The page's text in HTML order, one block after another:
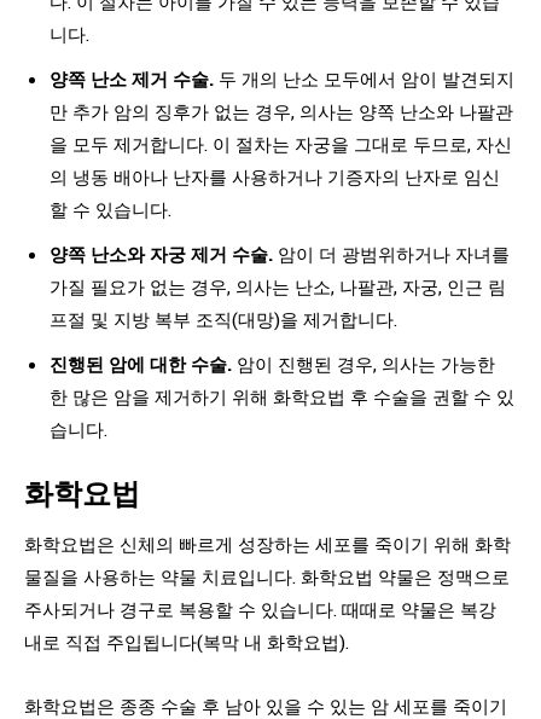
니다.
양쪽 난소 제거 수술. 두 개의 난소 모두에서 암이 발견되지
만 추가 암의 징후가 없는 경우, 의사는 양쪽 난소와 나팔관
을 모두 제거합니다. 이 절차는 자궁을 그대로 두므로, 자신
의 냉동 배아나 난자를 사용하거나 기증자의 난자로 임신
할 수 있습니다.
양쪽 난소와 자궁 제거 수술. 암이 더 광범위하거나 자녀를
가질 필요가 없는 경우, 의사는 난소, 나팔관, 자궁, 인근 림
프절 및 지방 복부 조직(대망)을 제거합니다.
진행된 암에 대한 수술. 암이 진행된 경우, 의사는 가능한
한 많은 암을 제거하기 위해 화학요법 후 수술을 권할 수 있
습니다.
화학요법
화학요법은 신체의 빠르게 성장하는 세포를 죽이기 위해 화학
물질을 사용하는 약물 치료입니다. 화학요법 약물은 정맥으로
주사되거나 경구로 복용할 수 있습니다. 때때로 약물은 복강
내로 직접 주입됩니다(복막 내 화학요법).
화학요법은 종종 수술 후 남아 있을 수 있는 암 세포를 죽이기